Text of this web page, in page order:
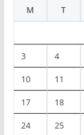
M
T
3 4
10 11
17 18
24 25